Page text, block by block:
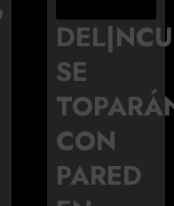
SE
CON
PARED